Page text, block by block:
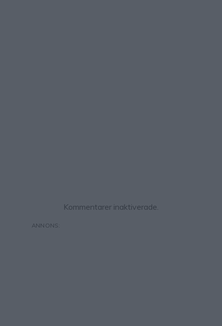
Kommentarer inaktiverade.